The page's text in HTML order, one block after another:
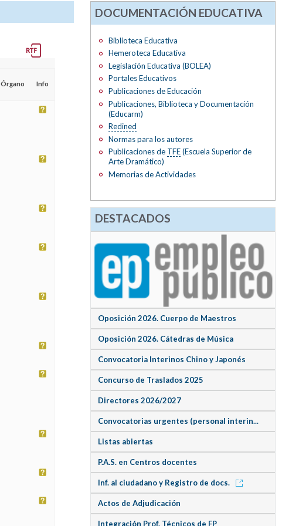
Órgano Info
DOCUMENTACIÓN EDUCATIVA
Biblioteca Educativa
Hemeroteca Educativa
Legislación Educativa (BOLEA)
Portales Educativos
Publicaciones de Educación
Publicaciones, Biblioteca y Documentación
(Educarm)
Redined
Normas para los autores
Publicaciones de TFE(Escuela Superior de
Arte Dramático)
Memorias de Actividades
DESTACADOS
Oposición 2026. Cuerpo de Maestros
Oposición 2026. Cátedras de Música
Convocatoria Interinos Chino y Japonés
Concurso de Traslados 2025
Directores 2026/2027
Convocatorias urgentes (personal interin...
Listas abiertas
P.A.S. en Centros docentes
Inf. al ciudadano y Registro de docs.
Actos de Adjudicación
Integración Prof. Técnicos de FP